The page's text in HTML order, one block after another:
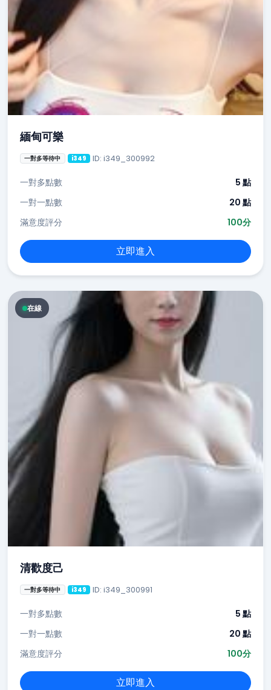
緬甸可樂
一對多等待中 i349 ID: i349_300992
一對多點數
5 點
一對一點數
20 點
滿意度評分
100分
立即進入
在線
清歡度己
一對多等待中 i349 ID: i349_300991
一對多點數
5 點
一對一點數
20 點
滿意度評分
100分
立即進入